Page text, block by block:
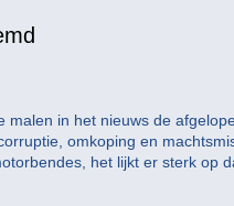
malen in het nieuws de
omkoping en
het lijkt er sterk op